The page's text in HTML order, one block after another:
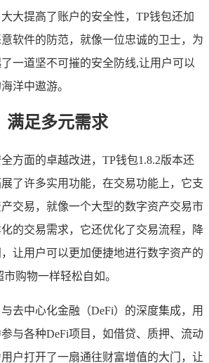
大提高了账户的安全性，TP钱包还加
软件的防范，就像一位忠诚的卫士，为
一道坚不可摧的安全防线,让用户可以
洋中遨游。
满足多元需求
方面的卓越改进，TP钱包1.8.2版本还
了许多实用功能，在交易功能上，它支
交易，就像一个大型的数字资产交易市
的交易需求，它还优化了交易流程，降
让用户可以更加便捷地进行数字资产的
购物一样轻松自如。
去中心化金融（DeFi）的深度集成，用
与各种DeFi项目，如借贷、质押、流动
户打开了一扇通往财富增值的大门，让